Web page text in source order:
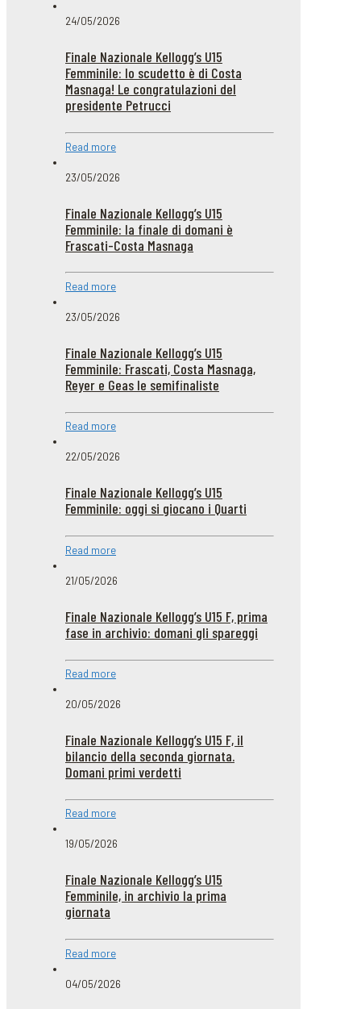
24/05/2026
Finale Nazionale Kellogg’s U15
Femminile: lo scudetto è di Costa
Masnaga! Le congratulazioni del
presidente Petrucci
Read more
23/05/2026
Finale Nazionale Kellogg’s U15
Femminile: la finale di domani è
Frascati-Costa Masnaga
Read more
23/05/2026
Finale Nazionale Kellogg’s U15
Femminile: Frascati, Costa Masnaga,
Reyer e Geas le semifinaliste
Read more
22/05/2026
Finale Nazionale Kellogg’s U15
Femminile: oggi si giocano i Quarti
Read more
21/05/2026
Finale Nazionale Kellogg’s U15 F, prima
fase in archivio: domani gli spareggi
Read more
20/05/2026
Finale Nazionale Kellogg’s U15 F, il
bilancio della seconda giornata.
Domani primi verdetti
Read more
19/05/2026
Finale Nazionale Kellogg’s U15
Femminile, in archivio la prima
giornata
Read more
04/05/2026